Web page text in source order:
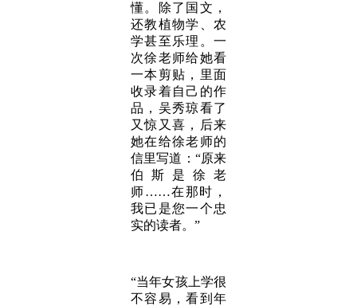
懂。除了国文，
还教植物学、农
学甚至乐理。一
次徐老师给她看
一本剪贴，里面
收录着自己的作
品，吴秀琼看了
又惊又喜，后来
她在给徐老师的
信里写道：“原来
伯斯是徐老
师……在那时，
我已是您一个忠
实的读者。”
“当年女孩上学很
不容易，看到年